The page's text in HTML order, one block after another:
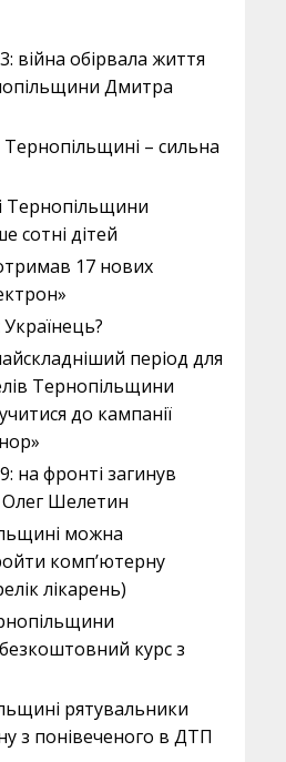
війна обірвала життя
Дмитра
– сильна
Тернопільщини
сотні дітей
17 нових
Українець?
період для
Тернопільщини
до кампанії
на фронті загинув
Шелетин
можна
комп’ютерну
лікарень)
курс з
рятувальники
з понівеченого в ДТП